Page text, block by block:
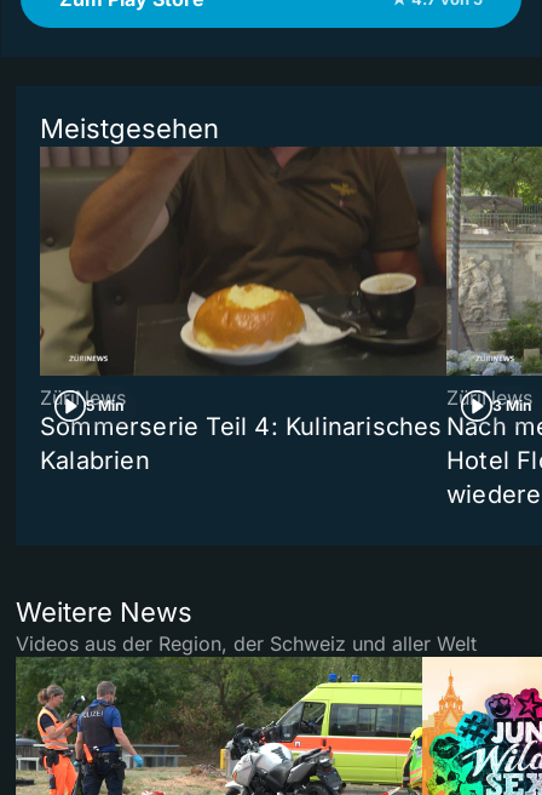
Meistgesehen
5 Min
ZüriNews
Sommerserie Teil 4: Kulinarisches
Kalabrien
3 Min
ZüriNews
Nach
Hotel
Weitere News
Videos aus der Region, der Schweiz und aller Welt